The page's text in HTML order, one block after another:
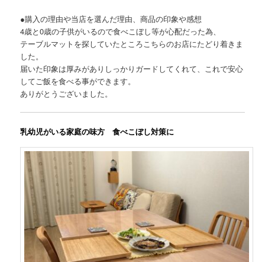
●購入の理由や当店を選んだ理由、商品の印象や感想
4歳と0歳の子供がいるので食べこぼし等が心配だった為、
テーブルマットを探していたところこちらのお店にたどり着きま
した。
届いた印象は厚みがありしっかりガードしてくれて、これで安心
してご飯を食べる事ができます。
ありがとうございました。
乳幼児がいる家庭の味方 食べこぼし対策に